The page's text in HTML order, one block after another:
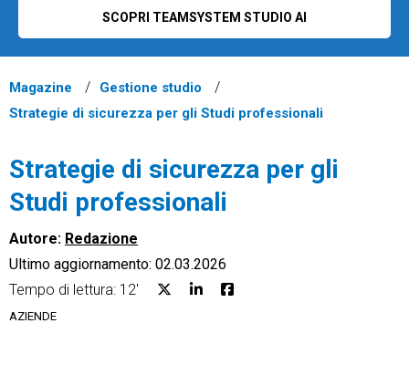
SCOPRI TEAMSYSTEM STUDIO AI
Magazine
Gestione studio
Strategie di sicurezza per gli Studi professionali
Strategie di sicurezza per gli
Studi professionali
Autore: Redazione
Ultimo aggiornamento: 02.03.2026
Tempo di lettura: 12'
AZIENDE